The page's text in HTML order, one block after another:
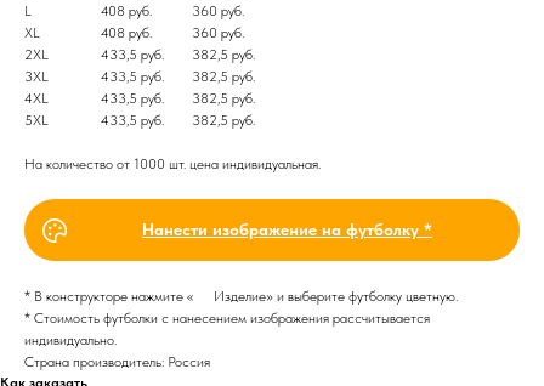
L
408 руб.
360 руб.
XL
408 руб.
360 руб.
2XL
433,5 руб.
382,5 руб.
3XL
433,5 руб.
382,5 руб.
4XL
433,5 руб.
382,5 руб.
5XL
433,5 руб. 382,5 руб.
На количество от 1000 шт. цена индивидуальная.
Нанести изображение на футболку *
* В конструкторе нажмите « Изделие» и выберите футболку цветную.
* Стоимость футболки с нанесением изображения рассчитывается
индивидуально.
Страна производитель: Россия
Как заказать